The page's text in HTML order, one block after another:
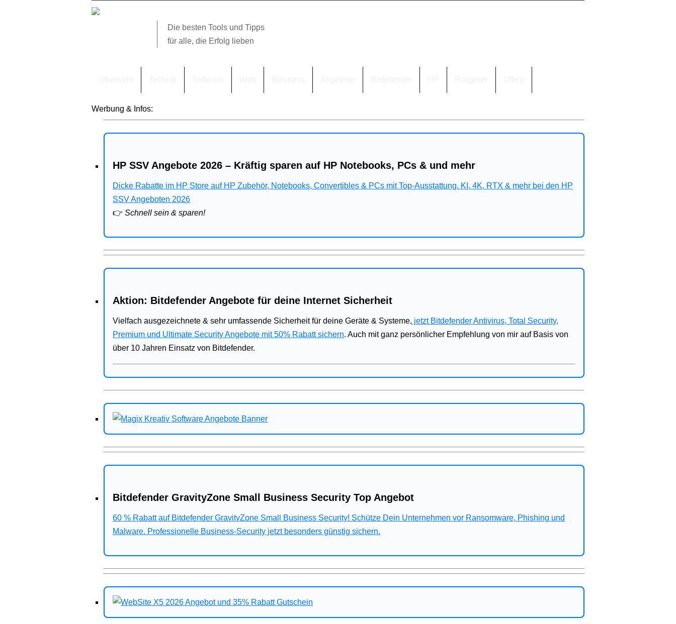
Die besten Tools und Tipps
für alle, die Erfolg lieben
Werbung & Infos:
HP SSV Angebote 2026 – Kräftig sparen auf HP Notebooks, PCs & und mehr
Dicke Rabatte im HP Store auf HP Zubehör, Notebooks, Convertibles & PCs mit Top-Ausstattung. KI, 4K, RTX & mehr bei den HP
SSV Angeboten 2026
👉 Schnell sein & sparen!
Aktion: Bitdefender Angebote für deine Internet Sicherheit
Vielfach ausgezeichnete & sehr umfassende Sicherheit für deine Geräte & Systeme, jetzt Bitdefender Antivirus, Total Security,
Premium und Ultimate Security Angebote mit 50% Rabatt sichern. Auch mit ganz persönlicher Empfehlung von mir auf Basis von
über 10 Jahren Einsatz von Bitdefender.
Bitdefender GravityZone Small Business Security Top Angebot
60 % Rabatt auf Bitdefender GravityZone Small Business Security! Schütze Dein Unternehmen vor Ransomware, Phishing und
Malware. Professionelle Business-Security jetzt besonders günstig sichern.